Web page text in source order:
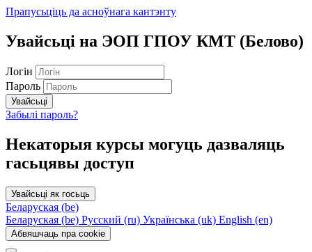
Прапусьціць да асноўнага кантэнту
Увайсьці на ЭОП ГПОУ КМТ (Белово)
Логін
Пароль
Увайсьці
Забылі пароль?
Некаторыя курсы могуць дазваляць
гасьцявы доступ
Увайсьці як госьць
Беларуская ‎(be)‎
Беларуская ‎(be)‎ Русский ‎(ru)‎ Українська ‎(uk)‎ English ‎(en)‎
Абвяшчаць пра cookie